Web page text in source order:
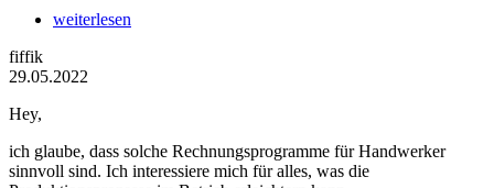
weiterlesen
fiffik
29.05.2022
Hey,
ich glaube, dass solche Rechnungsprogramme für Handwerker
sinnvoll sind. Ich interessiere mich für alles, was die